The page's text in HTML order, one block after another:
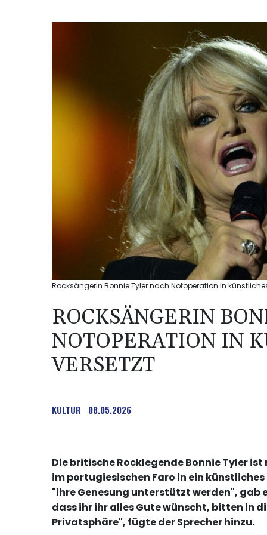
Rocksängerin Bonnie Tyler nach Notoperation in
ROCKSÄNGERIN
NOTOPERATION IN
VERSETZT
KULTUR 08.05.2026
Die britische Rocklegende Bonnie Tyler
im portugiesischen Faro in ein
"ihre Genesung unterstützt werden", gab
dass ihr ihr alles Gute wünscht, bitten in
Privatsphäre", fügte der Sprecher hinzu.